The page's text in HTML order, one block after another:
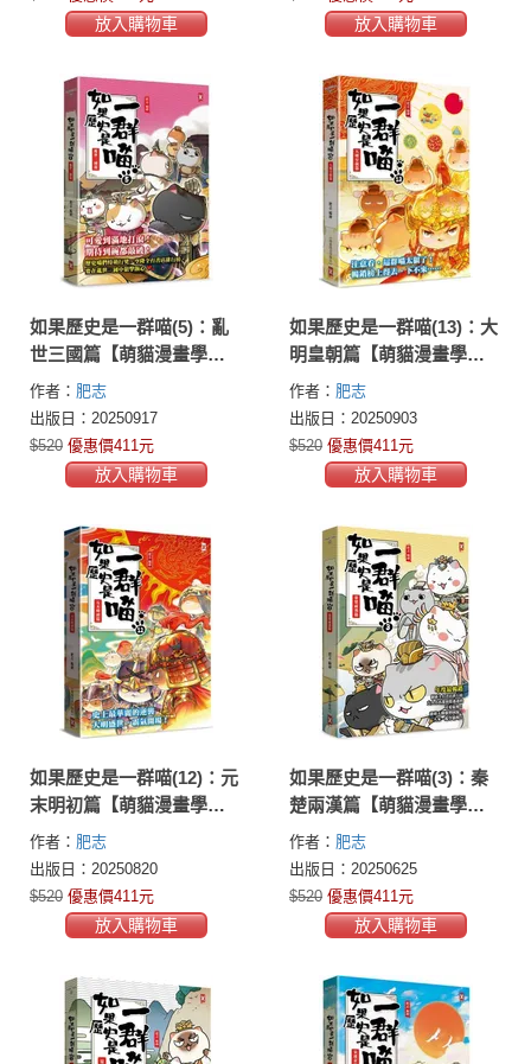
放入購物車 放入購物車
如果歷史是一群喵(5)：亂
世三國篇【萌貓漫畫學歷
史】(暢銷二版)
作者： 肥志
出版日：20250917
$520 優惠價411元
放入購物車
如果歷史是一群喵(13)：大
明皇朝篇【萌貓漫畫學歷
史】(暢銷二版)
作者： 肥志
出版日：20250903
$520 優惠價411元
放入購物車
如果歷史是一群喵(12)：元
末明初篇【萌貓漫畫學歷
史】(暢銷二版)
作者： 肥志
出版日：20250820
$520 優惠價411元
放入購物車
如果歷史是一群喵(3)：秦
楚兩漢篇【萌貓漫畫學歷
史】(暢銷二版)
作者： 肥志
出版日：20250625
$520 優惠價411元
放入購物車